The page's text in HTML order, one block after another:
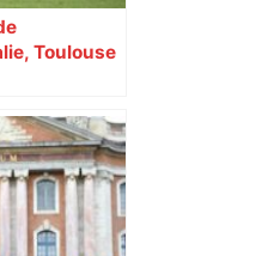
Toulouse
du jeu en